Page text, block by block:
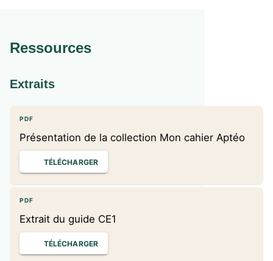
Ressources
Extraits
PDF
Présentation de la collection Mon cahier Aptéo
TÉLÉCHARGER
PDF
Extrait du guide CE1
TÉLÉCHARGER